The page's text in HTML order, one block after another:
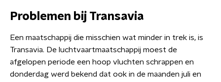
Problemen bij Transavia
Een maatschappij die misschien wat minder in trek is, is
Transavia. De luchtvaartmaatschappij moest de
afgelopen periode een hoop vluchten schrappen en
donderdag werd bekend dat ook in de maanden juli en